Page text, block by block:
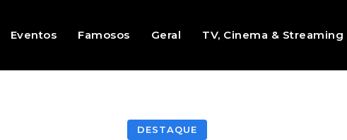
Eventos Famosos Geral TV, Cinema & Streaming
DESTAQUE